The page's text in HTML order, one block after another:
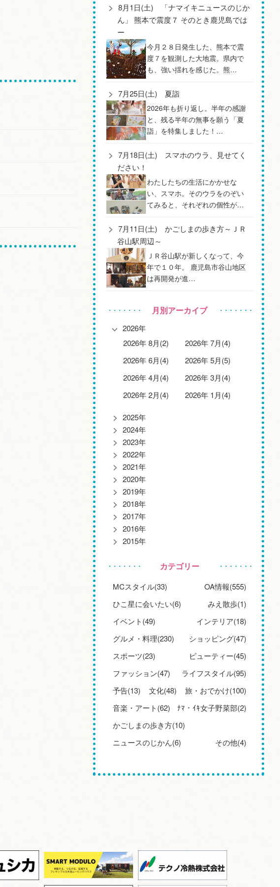
8月1日(土) 「ナマイキニュースのじか
ん」 熊本で震度７ そのとき鹿児島では
ー
今月２８日発生した、熊本で震
度７を観測した大地震。県内で
も、強い揺れを感じた。熊…
7月25日(土) 夏詣
2026年も折り返し。半年の感謝
と、残る半年の無事を願う「夏
詣」を特集しました！…
7月18日(土) スマホのウラ、見せてく
ださい！
わたしたちの生活にかかせな
い、スマホ。そのウラをのぞい
てみると、それぞれの個性が…
7月11日(土) かごしまの歩き方～ＪＲ
谷山駅周辺～
ＪＲ谷山駅が新しくなって、今
年で１０年。 鹿児島市谷山地区
は再開発が進…
月別アーカイブ
2026年
2026年 8月(2)
2026年 7月(4)
2026年 6月(4)
2026年 5月(5)
2026年 4月(4)
2026年 3月(4)
2026年 2月(4)
2026年 1月(4)
2025年
2024年
2023年
2022年
2021年
2020年
2019年
2018年
2017年
2016年
2015年
カテゴリー
MCスタイル(33)
OA情報(555)
ひこ星に会いたい(6)
みえ散歩(1)
イベント(49)
インテリア(18)
グルメ・料理(230)
ショッピング(47)
スポーツ(23)
ビューティー(45)
ファッション(47)
ライフスタイル(95)
予告(13)
文化(48)
旅・おでかけ(100)
音楽・アート(62)
ﾅﾏ・ｲｷ女子野菜部(2)
かごしまの歩き方(10)
ニュースのじかん(6)
その他(4)